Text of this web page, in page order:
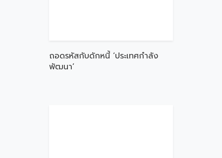
ถอดรหัสกับดักหนี้ ‘ประเทศกำลัง
พัฒนา’